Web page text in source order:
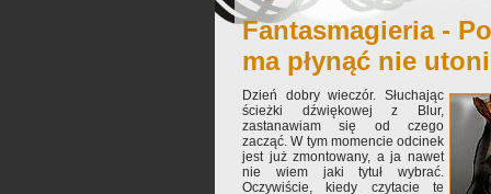
Fantasmagieria -
ma płynąć nie
Dzień dobry wieczór. Słuchając
ścieżki dźwiękowej z Blur,
zastanawiam się od czego
zacząć. W tym momencie odcinek
jest już zmontowany, a ja nawet
nie wiem jaki tytuł wybrać.
Oczywiście, kiedy czytacie te